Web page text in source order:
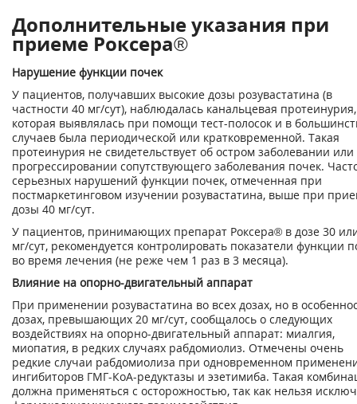
Дополнительные указания при
приеме Роксера®
Нарушение функции почек
У пациентов, получавших высокие дозы розувастатина (в
частности 40 мг/сут), наблюдалась канальцевая протеинурия,
которая выявлялась при помощи тест-полосок и в
случаев была периодической или кратковременной. Такая
протеинурия не свидетельствует об остром заболевании или
прогрессировании сопутствующего заболевания почек.
серьезных нарушений функции почек, отмеченная при
постмаркетинговом изучении розувастатина, выше при
дозы 40 мг/сут.
У пациентов, принимающих препарат Роксера® в дозе 30
мг/сут, рекомендуется контролировать показатели функции
во время лечения (не реже чем 1 раз в 3 месяца).
Влияние на опорно-двигательный аппарат
При применении розувастатина во всех дозах, но в
дозах, превышающих 20 мг/сут, сообщалось о следующих
воздействиях на опорно-двигательный аппарат: миалгия,
миопатия, в редких случаях рабдомиолиз. Отмечены очень
редкие случаи рабдомиолиза при одновременном
ингибиторов ГМГ-КоА-редуктазы и эзетимиба. Такая
должна применяться с осторожностью, так как нельзя